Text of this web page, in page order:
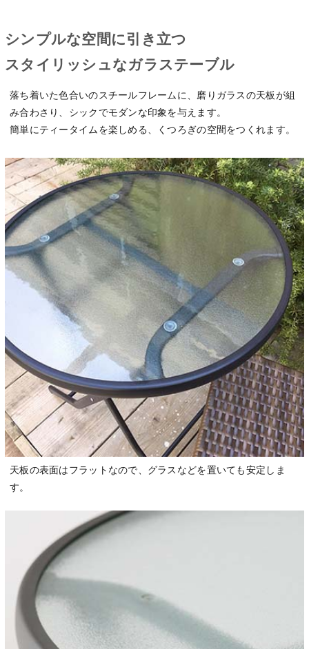
シンプルな空間に引き立つ
スタイリッシュなガラステーブル
落ち着いた色合いのスチールフレームに、磨りガラスの天板が組
み合わさり、シックでモダンな印象を与えます。
簡単にティータイムを楽しめる、くつろぎの空間をつくれます。
天板の表面はフラットなので、グラスなどを置いても安定しま
す。